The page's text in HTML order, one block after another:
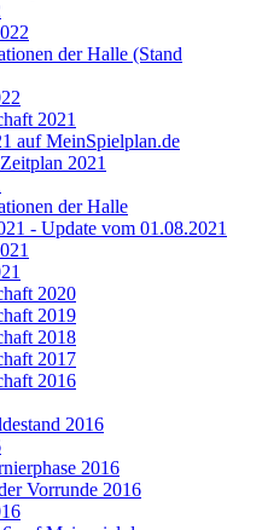
der Halle (Stand
2021
auf MeinSpielplan.de
2021
der Halle
- Update vom 01.08.2021
2020
2019
2018
2017
2016
2016
2016
Vorrunde 2016